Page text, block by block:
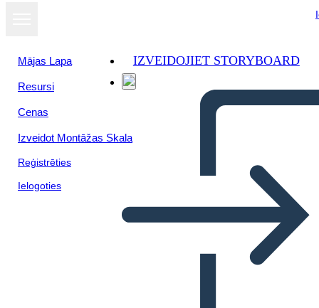
Mājas Lapa
Resursi
Cenas
Izveidot Montāžas Skala
Reģistrēties
Ielogoties
IZVEIDOJIET STORYBOARD